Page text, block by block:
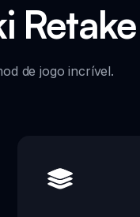
de jogo incrível.